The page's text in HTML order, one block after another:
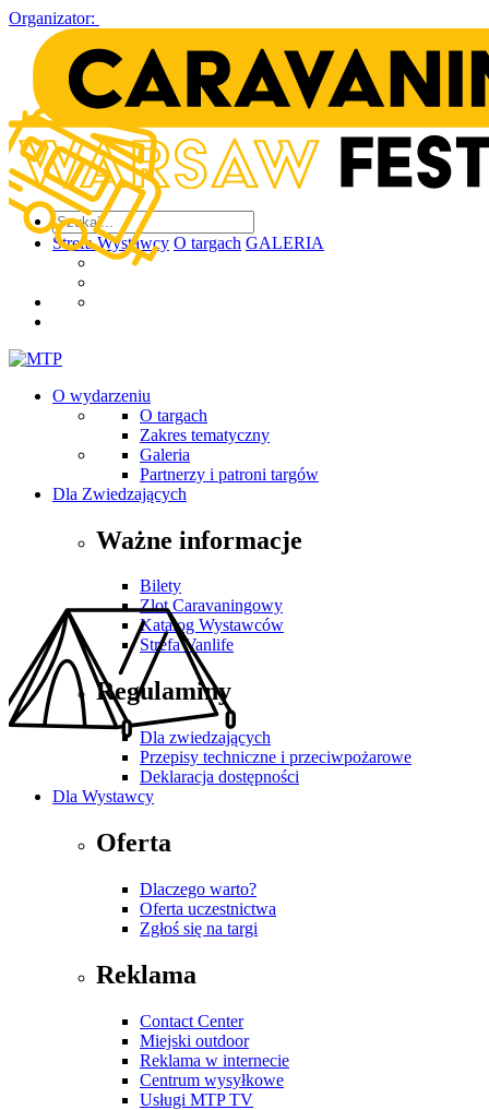
Organizator:
Strefa Wystawcy O targach GALERIA
O wydarzeniu
O targach
Zakres tematyczny
Galeria
Partnerzy i patroni targów
Dla Zwiedzających
Ważne informacje
Bilety
Zlot Caravaningowy
Katalog Wystawców
Strefa Vanlife
Regulaminy
Dla zwiedzających
Przepisy techniczne i przeciwpożarowe
Deklaracja dostępności
Dla Wystawcy
Oferta
Dlaczego warto?
Oferta uczestnictwa
Zgłoś się na targi
Reklama
Contact Center
Miejski outdoor
Reklama w internecie
Centrum wysyłkowe
Usługi MTP TV